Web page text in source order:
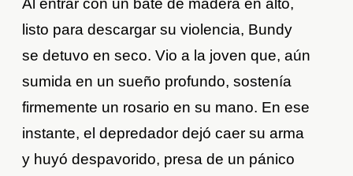
Al entrar con un bate de madera en alto,
listo para descargar su violencia, Bundy
se detuvo en seco. Vio a la joven que, aún
sumida en un sueño profundo, sostenía
firmemente un rosario en su mano. En ese
instante, el depredador dejó caer su arma
y huyó despavorido, presa de un pánico